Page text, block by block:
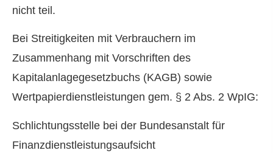
nicht teil.
Bei Streitigkeiten mit Verbrauchern im
Zusammenhang mit Vorschriften des
Kapitalanlagegesetzbuchs (KAGB) sowie
Wertpapierdienstleistungen gem. § 2 Abs. 2 WpIG:
Schlichtungsstelle bei der Bundesanstalt für
Finanzdienstleistungsaufsicht